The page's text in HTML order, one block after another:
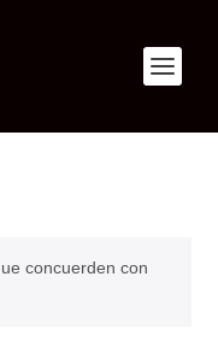
concuerden con